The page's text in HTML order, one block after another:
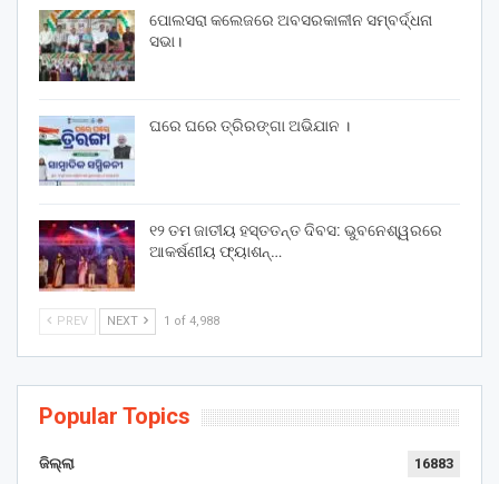
ପୋଲସରା କଲେଜରେ ଅବସରକାଳୀନ ସମ୍ବର୍ଦ୍ଧନା
ସଭା।
ଘରେ ଘରେ ତ୍ରିରଙ୍ଗା ଅଭିଯାନ ।
୧୨ ତମ ଜାତୀୟ ହସ୍ତତନ୍ତ ଦିବସ: ଭୁବନେଶ୍ୱରରେ
ଆକର୍ଷଣୀୟ ଫ୍ୟାଶନ୍…
PREV NEXT 1 of 4,988
Popular Topics
ଜିଲ୍ଲା 16883